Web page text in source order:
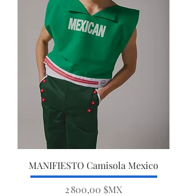
MANIFIESTO Camisola Mexico
Prix
2 800,00 $MX